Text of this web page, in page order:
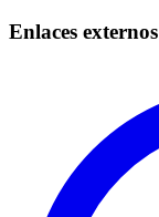
Enlaces externos